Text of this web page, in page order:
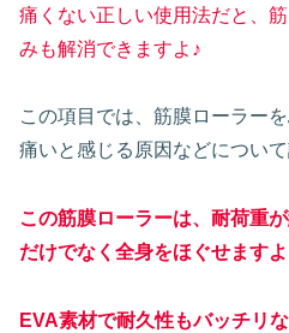
痛くない正しい使用法だと、
みも解消できますよ♪
この項目では、筋膜ローラー
痛いと感じる原因などについて
この筋膜ローラーは、耐荷重
だけでなく全身をほぐせますよ
EVA素材で耐久性もバッチリ